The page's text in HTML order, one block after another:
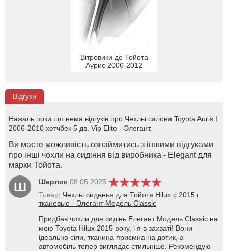
Вітровики до Тойота
Аурис 2006-2012
Відгуки
Нажаль поки що нема відгуків про Чехлы салона Toyota Auris I
2006-2010 хетчбек 5 дв. Vip Elite - Элегант.
Ви маєте можливість ознаймитись з іншими відгуками
про інші чохли на сидіння від виробника - Elegant для
марки Тойота.
Ш Шерлок 08.05.2025
Товар: Чехлы сиденья для Тойота Hilux с 2015 г
тканевые - Элегант Модель Classic
Придбав чохли для сидінь Елегант Модель Classic на
мою Toyota Hilux 2015 року, і я в захваті! Вони
ідеально сіли, тканина приємна на дотик, а
автомобіль тепер виглядає стильніше. Рекомендую